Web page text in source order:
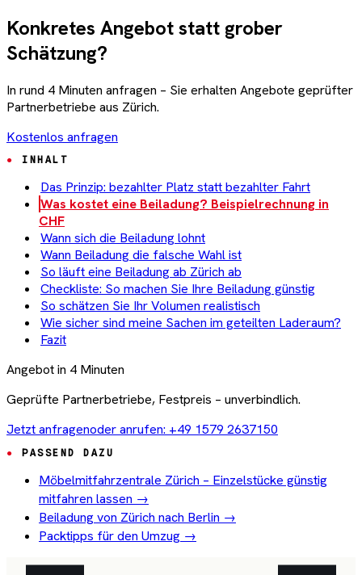
Konkretes Angebot statt grober
Schätzung?
In rund 4 Minuten anfragen – Sie erhalten Angebote geprüfter
Partnerbetriebe aus Zürich.
Kostenlos anfragen
INHALT
Das Prinzip: bezahlter Platz statt bezahlter Fahrt
Was kostet eine Beiladung? Beispielrechnung in
CHF
Wann sich die Beiladung lohnt
Wann Beiladung die falsche Wahl ist
So läuft eine Beiladung ab Zürich ab
Checkliste: So machen Sie Ihre Beiladung günstig
So schätzen Sie Ihr Volumen realistisch
Wie sicher sind meine Sachen im geteilten Laderaum?
Fazit
Angebot in 4 Minuten
Geprüfte Partnerbetriebe, Festpreis – unverbindlich.
Jetzt anfragenoder anrufen: +49 1579 2637150
PASSEND DAZU
Möbelmitfahrzentrale Zürich – Einzelstücke günstig
mitfahren lassen →
Beiladung von Zürich nach Berlin →
Packtipps für den Umzug →